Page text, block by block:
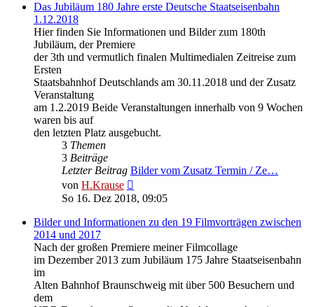
Das Jubiläum 180 Jahre erste Deutsche Staatseisenbahn
1.12.2018
Hier finden Sie Informationen und Bilder zum 180th
Jubiläum, der Premiere
der 3th und vermutlich finalen Multimedialen Zeitreise zum
Ersten
Staatsbahnhof Deutschlands am 30.11.2018 und der Zusatz
Veranstaltung
am 1.2.2019 Beide Veranstaltungen innerhalb von 9 Wochen
waren bis auf
den letzten Platz ausgebucht.
3 Themen
3 Beiträge
Letzter Beitrag Bilder vom Zusatz Termin / Ze…
von H.Krause
Beitrag
So 16. Dez 2018, 09:05
Bilder und Informationen zu den 19 Filmvorträgen zwischen
2014 und 2017
Nach der großen Premiere meiner Filmcollage
im Dezember 2013 zum Jubiläum 175 Jahre Staatseisenbahn
im
Alten Bahnhof Braunschweig mit über 500 Besuchern und
dem